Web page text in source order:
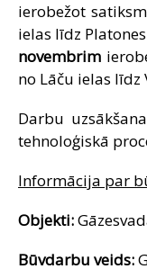
ierobežot
ielas līdz
novembrim
no Lāču ielas līdz
Darbu
tehnoloģiskā
Informācija par
Objekti:
Būvdarbu veids: